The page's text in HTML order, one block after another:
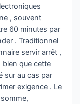
, souvent
60 minutes par
. Traditionnel
servir arrêt ,
bien que cette
sur au cas par
exigence . Le